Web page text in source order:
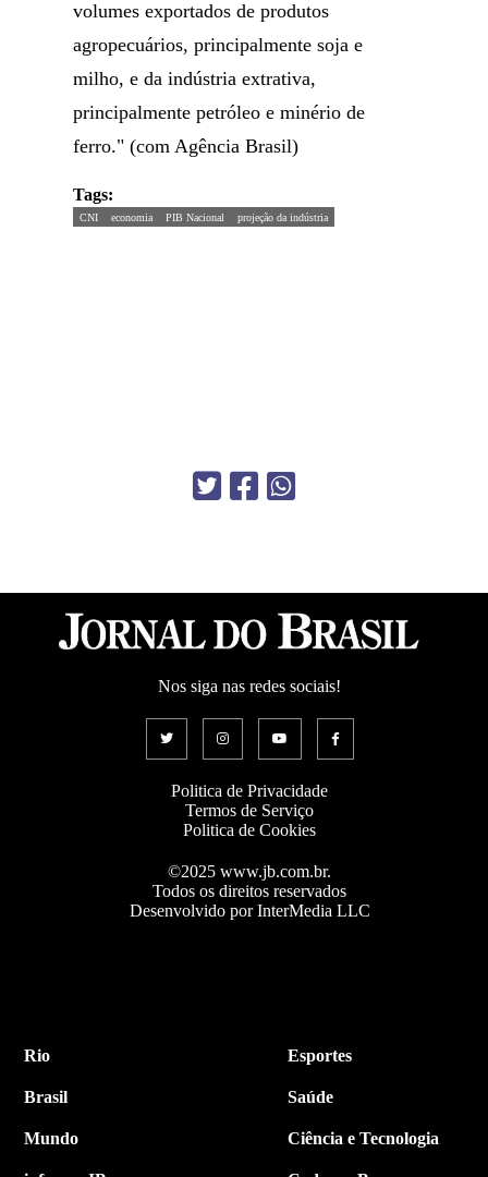
volumes exportados de produtos
agropecuários, principalmente soja e
milho, e da indústria extrativa,
principalmente petróleo e minério de
ferro." (com Agência Brasil)
Tags:
CNI economia PIB Nacional projeção da indústria
Nos siga nas redes sociais!
Politica de Privacidade
Termos de Serviço
Politica de Cookies
©2025 www.jb.com.br.
Todos os direitos reservados
Desenvolvido por InterMedia LLC
Rio
Brasil
Mundo
Esportes
Saúde
Ciência e Tecnologia